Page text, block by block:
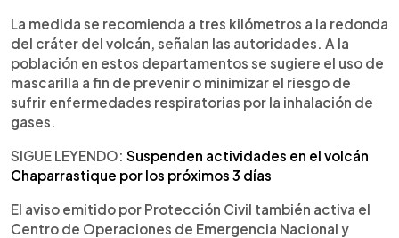
La medida se recomienda a tres kilómetros a la redonda
del cráter del volcán, señalan las autoridades. A la
población en estos departamentos se sugiere el uso de
mascarilla a fin de prevenir o minimizar el riesgo de
sufrir enfermedades respiratorias por la inhalación de
gases.
SIGUE LEYENDO: Suspenden actividades en el volcán
Chaparrastique por los próximos 3 días
El aviso emitido por Protección Civil también activa el
Centro de Operaciones de Emergencia Nacional y